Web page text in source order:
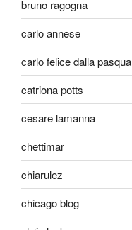
bruno ragogna
carlo annese
carlo felice dalla pasqua
catriona potts
cesare lamanna
chettimar
chiarulez
chicago blog